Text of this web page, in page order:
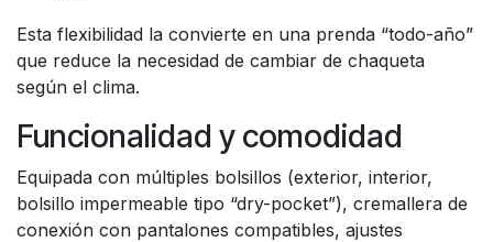
Esta flexibilidad la convierte en una prenda “todo-año”
que reduce la necesidad de cambiar de chaqueta
según el clima.
Funcionalidad y comodidad
Equipada con múltiples bolsillos (exterior, interior,
bolsillo impermeable tipo “dry-pocket”), cremallera de
conexión con pantalones compatibles, ajustes